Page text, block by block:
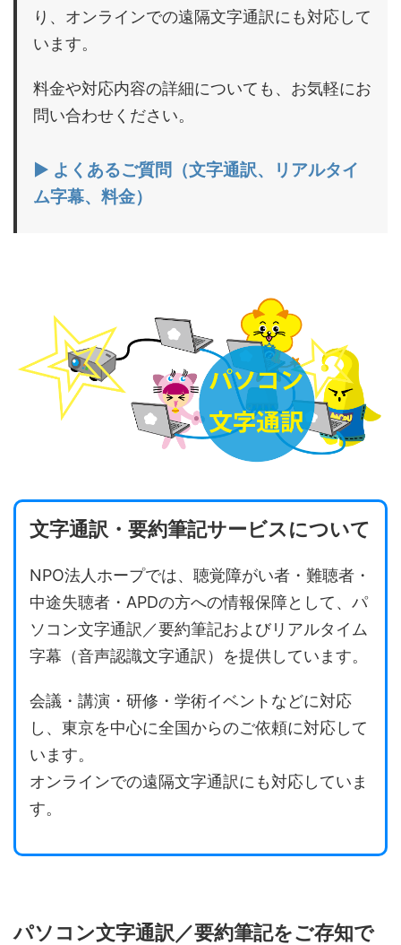
り、オンラインでの遠隔文字通訳にも対応して
います。
料金や対応内容の詳細についても、お気軽にお
問い合わせください。
▶ よくあるご質問（文字通訳、リアルタイ
ム字幕、料金）
文字通訳・要約筆記サービスについて
NPO法人ホープでは、聴覚障がい者・難聴者・
中途失聴者・APDの方への情報保障として、パ
ソコン文字通訳／要約筆記およびリアルタイム
字幕（音声認識文字通訳）を提供しています。
会議・講演・研修・学術イベントなどに対応
し、東京を中心に全国からのご依頼に対応して
います。
オンラインでの遠隔文字通訳にも対応していま
す。
パソコン文字通訳／要約筆記をご存知で